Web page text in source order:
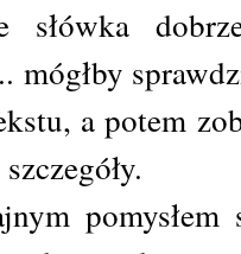
słówka
mógłby
a potem